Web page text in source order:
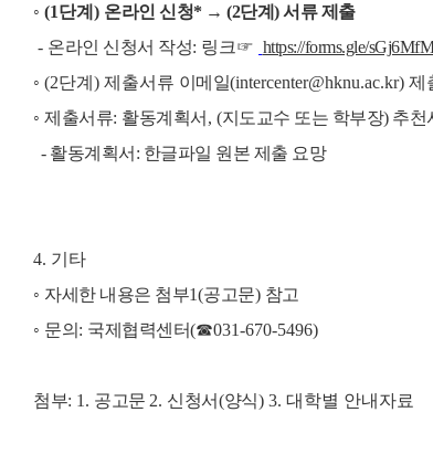
◦ (1단계) 온라인 신청* → (2단계) 서류 제출
- 온라인 신청서 작성: 링크☞ https://forms.gle/
◦ (2단계) 제출서류 이메일(intercenter@hknu.ac.kr) 제
◦ 제출서류: 활동계획서 , (지도교수 또는 학부장) 추천
- 활동계획서: 한글파일 원본 제출 요망
4. 기타
◦ 자세한 내용은 첨부1(공고문) 참고
◦ 문의 : 국제협력센터(☎031-670-5496)
첨부: 1. 공고문 2. 신청서(양식) 3. 대학별 안내자료